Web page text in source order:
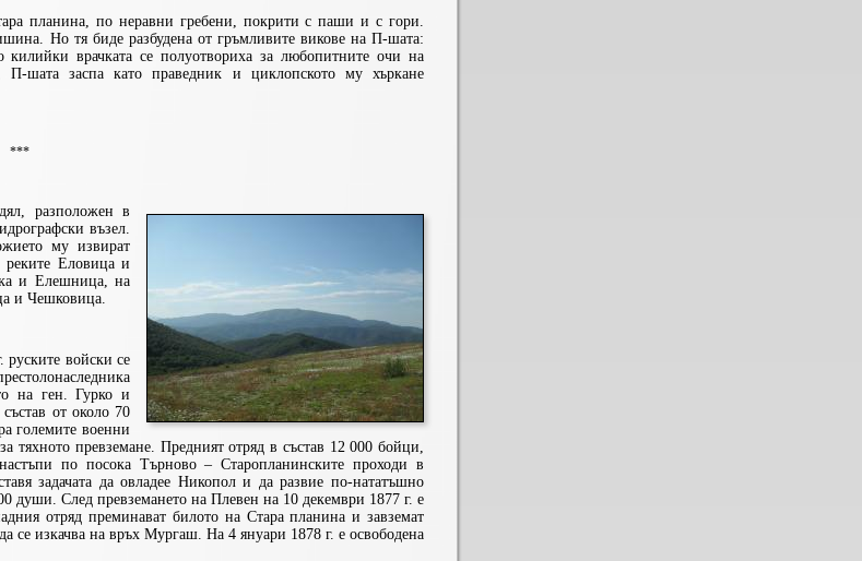
планина, по неравни гребени, покрити с паши и с гори.
Но тя биде разбудена от гръмливите викове на П-шата:
врачката се полуотвориха за любопитните очи на
П-шата заспа като праведник и циклопското му хъркане
***
разположен в
възел.
му извират
Еловица и
и Елешница, на
и Чешковица.
руските войски се
на ген. Гурко и
от около 70
големите военни
превземане. Предният отряд в състав 12 000 бойци,
по посока Търново – Старопланинските проходи в
задачата да овладее Никопол и да развие по-нататъшно
души. След превземането на Плевен на 10 декември 1877 г. е
отряд преминават билото на Стара планина и завземат
се изкачва на връх Мургаш. На 4 януари 1878 г. е освободена